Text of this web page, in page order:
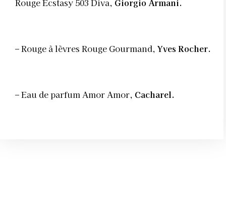
Rouge Ecstasy 503 Diva, Giorgio Armani.
– Rouge à lèvres Rouge Gourmand,Yves Rocher.
– Eau de parfum Amor Amor, Cacharel.